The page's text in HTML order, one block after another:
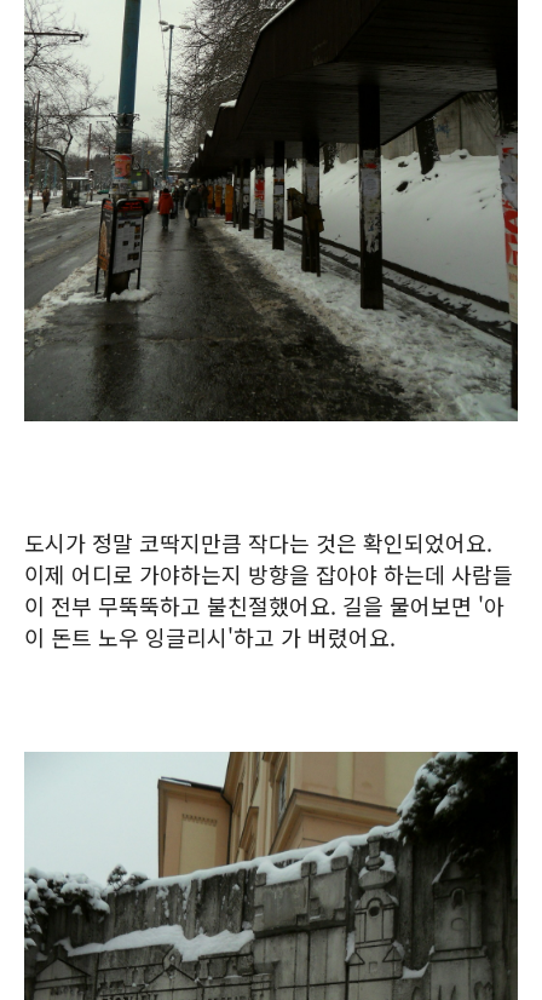
도시가 정말 코딱지만큼 작다는 것은 확인되었어요.
이제 어디로 가야하는지 방향을 잡아야 하는데 사람들
이 전부 무뚝뚝하고 불친절했어요. 길을 물어보면 '아
이 돈트 노우 잉글리시'하고 가 버렸어요.